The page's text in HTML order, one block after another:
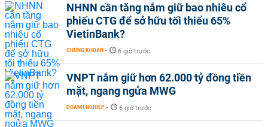
NHNN cần tăng nắm giữ bao nhiêu cổ
phiếu CTG để sở hữu tối thiểu 65%
VietinBank?
CHỨNG KHOÁN - 6 giờ trước
VNPT nắm giữ hơn 62.000 tỷ đồng tiền
mặt, ngang ngửa MWG
DOANH NGHIỆP - 6 giờ trước